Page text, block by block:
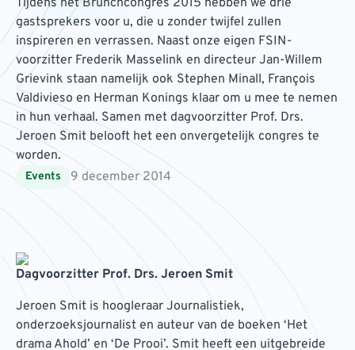
Tijdens het Brunchcongres 2015 hebben we drie
gastsprekers voor u, die u zonder twijfel zullen
inspireren en verrassen. Naast onze eigen FSIN-
voorzitter Frederik Masselink en directeur Jan-Willem
Grievink staan namelijk ook Stephen Minall, François
Valdivieso en Herman Konings klaar om u mee te nemen
in hun verhaal. Samen met dagvoorzitter Prof. Drs.
Jeroen Smit belooft het een onvergetelijk congres te
worden.
Events 9 december 2014
Dagvoorzitter Prof. Drs. Jeroen Smit
Jeroen Smit is hoogleraar Journalistiek,
onderzoeksjournalist en auteur van de boeken ‘Het
drama Ahold’ en ‘De Prooi’. Smit heeft een uitgebreide